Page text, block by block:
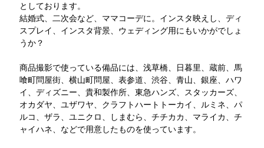
としております。
結婚式、二次会など、ママコーデに。インスタ映えし、ディ
スプレイ、インスタ背景、ウェディング用にもいかがでしょ
うか？
商品撮影で使っている備品には、浅草橋、日暮里、蔵前、馬
喰町問屋街、横山町問屋、表参道、渋谷、青山、銀座、ハワ
イ、ディズニー、貴和製作所、東急ハンズ、スタッカーズ、
オカダヤ、ユザワヤ、クラフトハートトーカイ、ルミネ、パ
ルコ、ザラ、ユニクロ、しまむら、チチカカ、マライカ、チ
ャイハネ、などで用意したものを使っています。